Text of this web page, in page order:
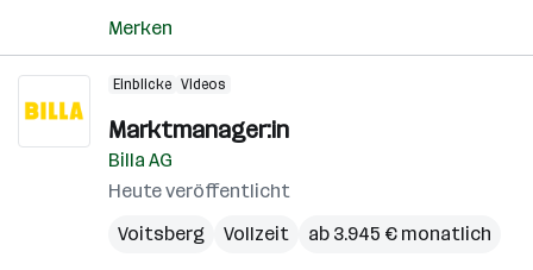
Merken
Einblicke Videos
Marktmanager:in
Billa AG
Heute veröffentlicht
Voitsberg
Vollzeit ab 3.945 € monatlich